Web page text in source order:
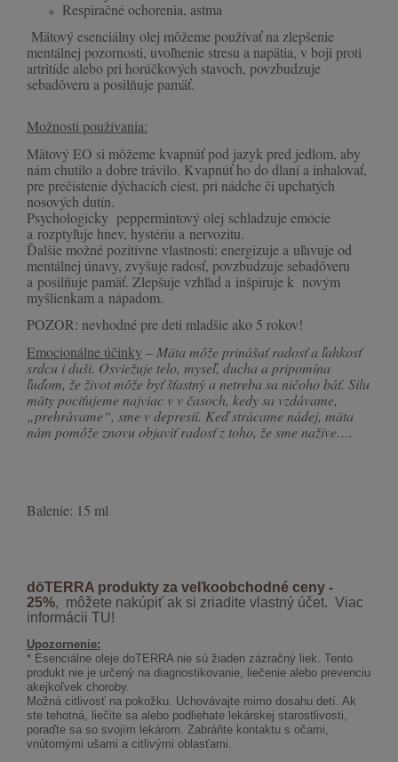
Respiračné ochorenia, astma
Mätový esenciálny olej môžeme používať na zlepšenie
mentálnej pozornosti, uvoľnenie stresu a napätia, v boji proti
artritíde alebo pri horúčkových stavoch, povzbudzuje
sebadôveru a posilňuje pamäť.
Možnosti používania:
Mätový EO si môžeme kvapnúť pod jazyk pred jedlom, aby
nám chutilo a dobre trávilo. Kvapnúť ho do dlaní a inhalovať,
pre prečistenie dýchacích ciest, pri nádche či upchatých
nosových dutín.
Psychologicky peppermintový olej schladzuje emócie
a rozptyľuje hnev, hystériu a nervozitu.
Ďalšie možné pozitívne vlastnosti: energizuje a uľavuje od
mentálnej únavy, zvyšuje radosť, povzbudzuje sebadôveru
a posilňuje pamäť. Zlepšuje vzhľad a inšpiruje k novým
myšlienkam a nápadom.
POZOR: nevhodné pre deti mladšie ako 5 rokov!
Emocionálne účinky – Mäta môže prinášať radosť a ľahkosť
srdcu i duši. Osviežuje telo, myseľ, ducha a pripomína
ľuďom, že život môže byť šťastný a netreba sa ničoho báť. Silu
mäty pociťujeme najviac v v časoch, kedy sa vzdávame,
„prehrávame“, sme v depresií. Keď strácame nádej, mäta
nám pomôže znovu objaviť radosť z toho, že sme nažive….
Balenie: 15 ml
dōTERRA produkty za veľkoobchodné ceny -
25%, môžete nakúpiť ak si zriadite vlastný účet. Viac
informácii TU!
Upozornenie:
* Esenciálne oleje doTERRA nie sú žiaden zázračný liek. Tento
produkt nie je určený na diagnostikovanie, liečenie alebo prevenciu
akejkoľvek choroby.
Možná citlivosť na pokožku. Uchovávajte mimo dosahu detí. Ak
ste tehotná, liečite sa alebo podliehate lekárskej starostlivosti,
poraďte sa so svojím lekárom. Zabráňte kontaktu s očami,
vnútornými ušami a citlivými oblasťami.